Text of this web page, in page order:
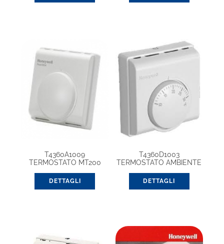
T4360A1009
TERMOSTATO MT200
DETTAGLI
T4360D1003
TERMOSTATO AMBIENTE
COMMUTATORE E/I
DETTAGLI